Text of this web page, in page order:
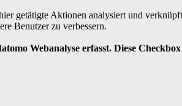
getätigte Aktionen analysiert und
Benutzer zu verbessern.
Webanalyse erfasst. Diese